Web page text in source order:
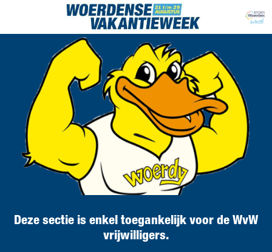
Deze sectie is enkel toegankelijk voor de WvW
vrijwilligers.